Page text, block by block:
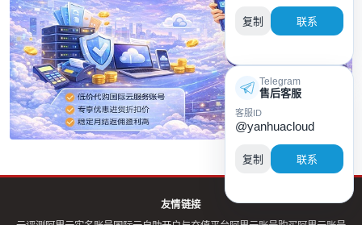
友情链接
复制 联系
Telegram
售后客服
客服ID
@yanhuacloud
复制 联系